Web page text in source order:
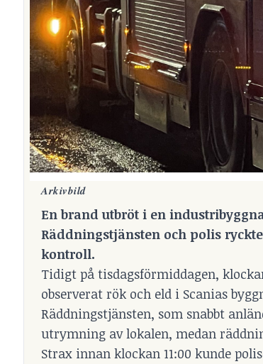
Arkivbild
En brand utbröt i en
Räddningstjänsten och polis
kontroll.
Tidigt på tisdagsförmiddagen,
observerat rök och eld i Scanias
Räddningstjänsten, som snabbt
utrymning av lokalen, medan
Strax innan klockan 11:00 kunde